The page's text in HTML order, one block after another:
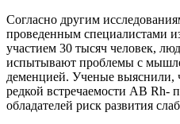
Согласно другим
проведенным специалистами
участием 30 тысяч человек,
испытывают проблемы с
деменцией. Ученые выяснили,
редкой встречаемости AB Rh-
обладателей риск развития